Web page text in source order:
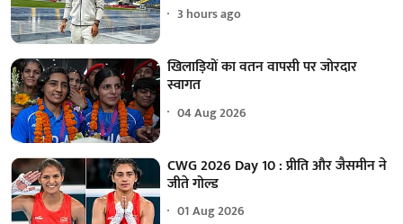
3 hours ago
खिलाड़ियों का वतन वापसी पर जोरदार
स्वागत
04 Aug 2026
CWG 2026 Day 10 : प्रीति और जैसमीन ने
जीते गोल्ड
01 Aug 2026